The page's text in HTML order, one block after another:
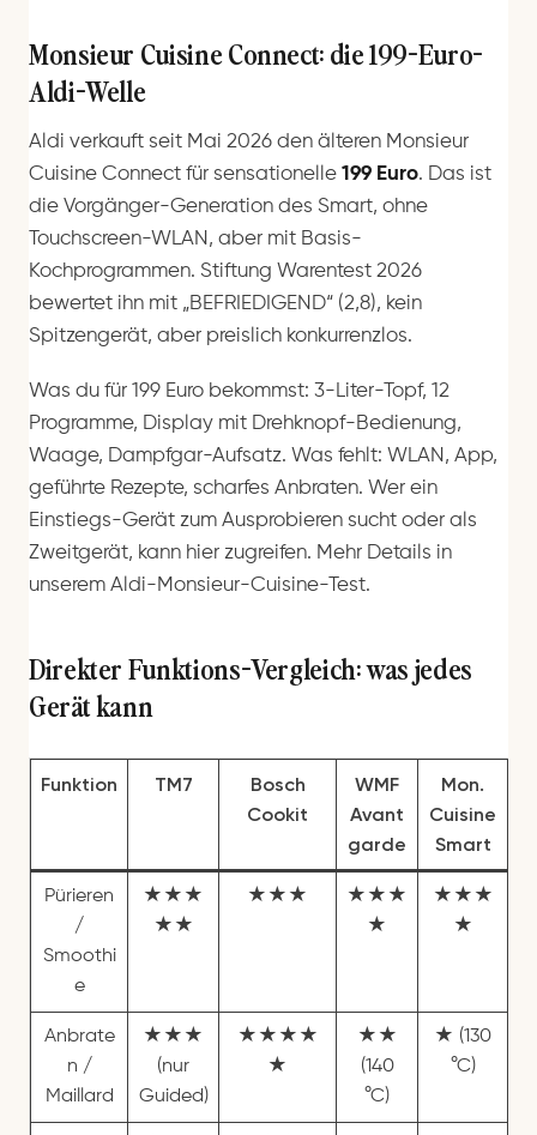
Monsieur Cuisine Connect: die 199-Euro-
Aldi-Welle
Aldi verkauft seit Mai 2026 den älteren Monsieur
Cuisine Connect für sensationelle 199 Euro. Das ist
die Vorgänger-Generation des Smart, ohne
Touchscreen-WLAN, aber mit Basis-
Kochprogrammen. Stiftung Warentest 2026
bewertet ihn mit „BEFRIEDIGEND“ (2,8), kein
Spitzengerät, aber preislich konkurrenzlos.
Was du für 199 Euro bekommst: 3-Liter-Topf, 12
Programme, Display mit Drehknopf-Bedienung,
Waage, Dampfgar-Aufsatz. Was fehlt: WLAN, App,
geführte Rezepte, scharfes Anbraten. Wer ein
Einstiegs-Gerät zum Ausprobieren sucht oder als
Zweitgerät, kann hier zugreifen. Mehr Details in
unserem Aldi-Monsieur-Cuisine-Test.
Direkter Funktions-Vergleich: was jedes
Gerät kann
Funktion TM7
Bosch
Cookit
WMF
Avant
garde
Mon.
Cuisine
Smart
Pürieren
/
Smoothi
e
★★★
★★
★★★
★★★
★
★★★
★
Anbrate
n /
Maillard
★★★
(nur
Guided)
★★★★
★
★★
(140
°C)
★ (130
°C)